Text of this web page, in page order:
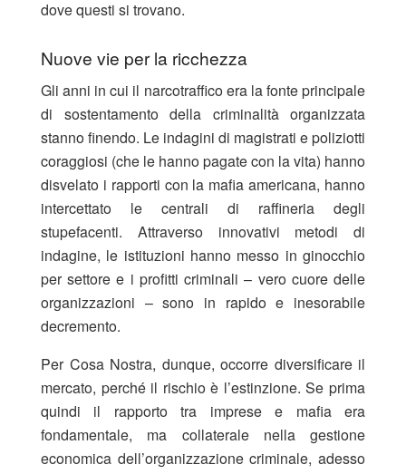
dove questi si trovano.
Nuove vie per la ricchezza
Gli anni in cui il narcotraffico era la fonte principale
di sostentamento della criminalità organizzata
stanno finendo. Le indagini di magistrati e poliziotti
coraggiosi (che le hanno pagate con la vita) hanno
disvelato i rapporti con la mafia americana, hanno
intercettato le centrali di raffineria degli
stupefacenti. Attraverso innovativi metodi di
indagine, le istituzioni hanno messo in ginocchio
per settore e i profitti criminali – vero cuore delle
organizzazioni – sono in rapido e inesorabile
decremento.
Per Cosa Nostra, dunque, occorre diversificare il
mercato, perché il rischio è l’estinzione. Se prima
quindi il rapporto tra imprese e mafia era
fondamentale, ma collaterale nella gestione
economica dell’organizzazione criminale, adesso